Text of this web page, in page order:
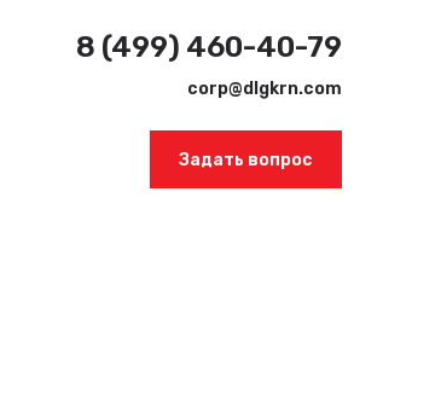
8 (499) 460-40-79
corp@dlgkrn.com
Задать вопрос